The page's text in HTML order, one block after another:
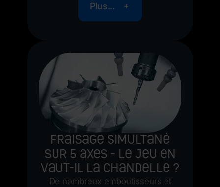
Plus...
Fraisage simultané
sur 5 axes - le jeu en
vaut-il la chandelle ?
De nombreux emboutisseurs et